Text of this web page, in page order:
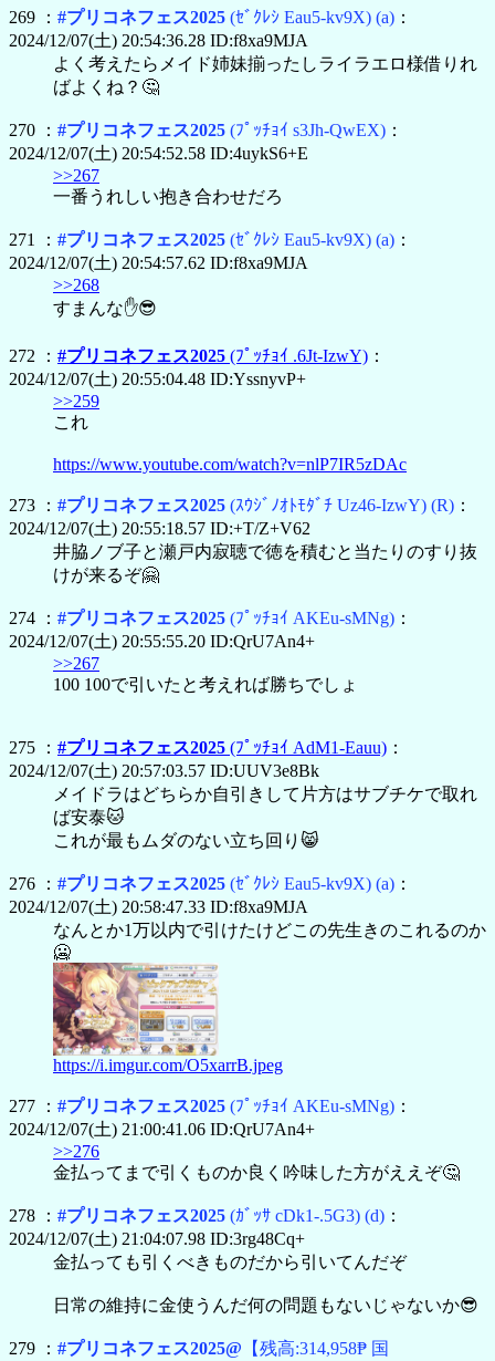
269 ： #プリコネフェス2025 (ｾﾞｸﾚｼ Eau5-kv9X) (a) ：
2024/12/07(土) 20:54:36.28 ID:f8xa9MJA
よく考えたらメイド姉妹揃ったしライラエロ様借りれ
ばよくね？🤔
270 ： #プリコネフェス2025 (ﾌﾟｯﾁｮｲ s3Jh-QwEX) ：
2024/12/07(土) 20:54:52.58 ID:4uykS6+E
>>267
一番うれしい抱き合わせだろ
271 ： #プリコネフェス2025 (ｾﾞｸﾚｼ Eau5-kv9X) (a) ：
2024/12/07(土) 20:54:57.62 ID:f8xa9MJA
>>268
すまんな✋😎
272 ： #プリコネフェス2025 (ﾌﾟｯﾁｮｲ .6Jt-IzwY) ：
2024/12/07(土) 20:55:04.48 ID:YssnyvP+
>>259
これ
https://www.youtube.com/watch?v=nlP7IR5zDAc
273 ： #プリコネフェス2025 (ｽｳｼﾞﾉｵﾄﾓﾀﾞﾁ Uz46-IzwY) (R) ：
2024/12/07(土) 20:55:18.57 ID:+T/Z+V62
井脇ノブ子と瀬戸内寂聴で徳を積むと当たりのすり抜
けが来るぞ🤗
274 ： #プリコネフェス2025 (ﾌﾟｯﾁｮｲ AKEu-sMNg) ：
2024/12/07(土) 20:55:55.20 ID:QrU7An4+
>>267
100 100で引いたと考えれば勝ちでしょ
275 ： #プリコネフェス2025 (ﾌﾟｯﾁｮｲ AdM1-Eauu) ：
2024/12/07(土) 20:57:03.57 ID:UUV3e8Bk
メイドラはどちらか自引きして片方はサブチケで取れ
ば安泰🐱
これが最もムダのない立ち回り😸
276 ： #プリコネフェス2025 (ｾﾞｸﾚｼ Eau5-kv9X) (a) ：
2024/12/07(土) 20:58:47.33 ID:f8xa9MJA
なんとか1万以内で引けたけどこの先生きのこれるのか
🥶
https://i.imgur.com/O5xarrB.jpeg
277 ： #プリコネフェス2025 (ﾌﾟｯﾁｮｲ AKEu-sMNg) ：
2024/12/07(土) 21:00:41.06 ID:QrU7An4+
>>276
金払ってまで引くものか良く吟味した方がええぞ🤔
278 ： #プリコネフェス2025 (ｶﾞｯｻ cDk1-.5G3) (d) ：
2024/12/07(土) 21:04:07.98 ID:3rg48Cq+
金払っても引くべきものだから引いてんだぞ
日常の維持に金使うんだ何の問題もないじゃないか😎
279 ： #プリコネフェス2025@ 【残高:314,958₱ 国